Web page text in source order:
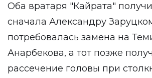
Оба вратаря "Кайрата"
сначала Александру
потребовалась замена на
Анарбекова, а тот позже
рассечение головы при